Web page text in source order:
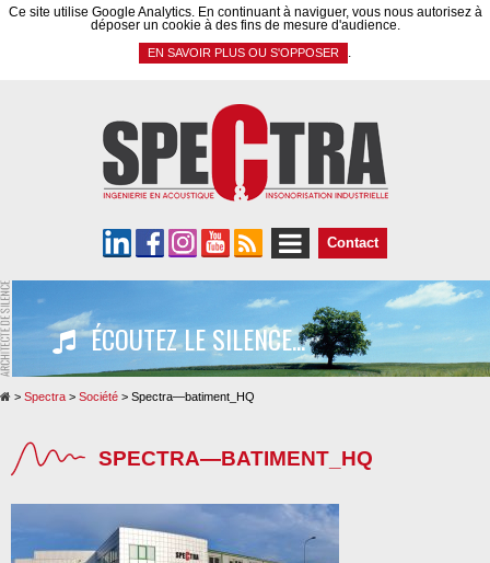
Ce site utilise Google Analytics. En continuant à naviguer, vous nous autorisez à
déposer un cookie à des fins de mesure d'audience.
EN SAVOIR PLUS OU S'OPPOSER .
Contact
ÉCOUTEZ LE SILENCE...
> Spectra > Société > Spectra—batiment_HQ
SPECTRA—BATIMENT_HQ
Panneau de gestion des cookies